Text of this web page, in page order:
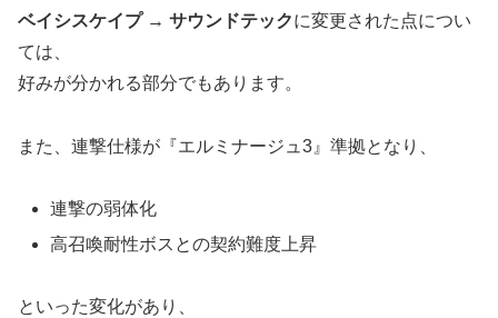
ベイシスケイプ → サウンドテックに変更された点につい
ては、
好みが分かれる部分でもあります。
また、連撃仕様が『エルミナージュ3』準拠となり、
連撃の弱体化
高召喚耐性ボスとの契約難度上昇
といった変化があり、